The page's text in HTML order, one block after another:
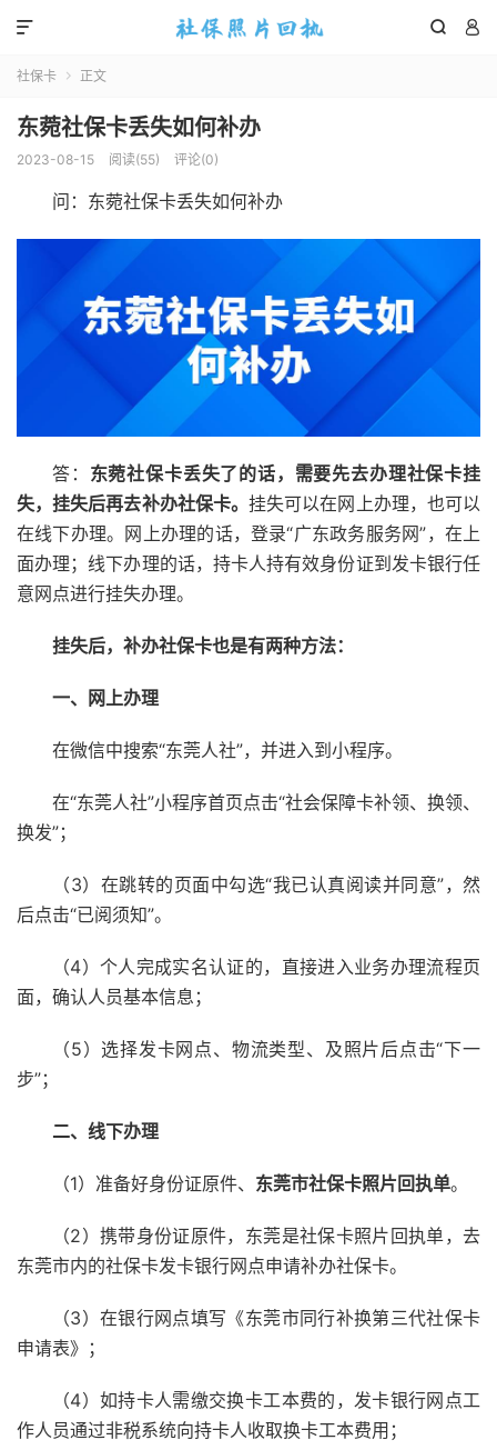
 

社保卡  正文
东菀社保卡丢失如何补办
2023-08-15 阅读(55) 评论(0)
问：东菀社保卡丢失如何补办
答： 东菀社保卡丢失了的话，需要先去办理社保卡挂
失，挂失后再去补办社保卡。挂失可以在网上办理，也可以
在线下办理。网上办理的话，登录“广东政务服务网”，在上
面办理；线下办理的话，持卡人持有效身份证到发卡银行任
意网点进行挂失办理。
挂失后，补办社保卡也是有两种方法：
一、网上办理
在微信中搜索“东莞人社”，并进入到小程序。
在“东莞人社”小程序首页点击“社会保障卡补领、换领、
换发”；
（3）在跳转的页面中勾选“我已认真阅读并同意”，然
后点击“已阅须知”。
（4）个人完成实名认证的，直接进入业务办理流程页
面，确认人员基本信息；
（5）选择发卡网点、物流类型、及照片后点击“下一
步”；
二、线下办理
（1）准备好身份证原件、 东莞市社保卡照片回执单。
（2）携带身份证原件，东莞是社保卡照片回执单，去
东莞市内的社保卡发卡银行网点申请补办社保卡。
（3）在银行网点填写《东莞市同行补换第三代社保卡
申请表》；
（4）如持卡人需缴交换卡工本费的，发卡银行网点工
作人员通过非税系统向持卡人收取换卡工本费用；